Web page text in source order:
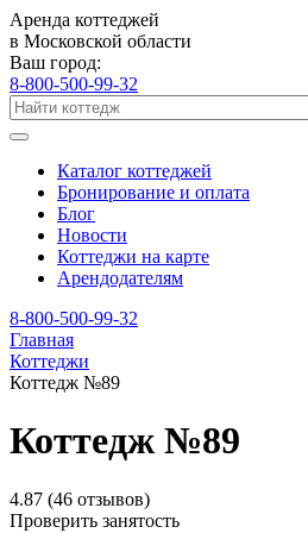
Аренда коттеджей
в Московской области
Ваш город:
8-800-500-99-32
Каталог коттеджей
Бронирование и оплата
Блог
Новости
Коттеджи на карте
Арендодателям
8-800-500-99-32
Главная
Коттеджи
Коттедж №89
Коттедж №89
4.87 (46 отзывов)
Проверить занятость